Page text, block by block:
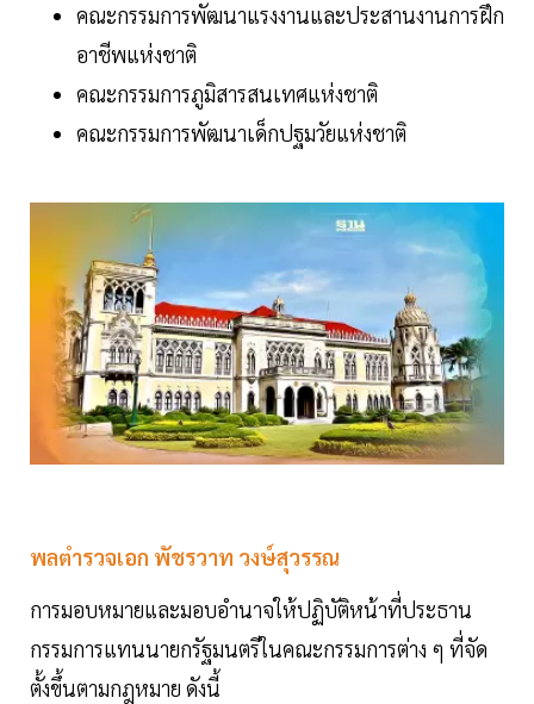
คณะกรรมการพัฒนาแรงงานและประสานงานการฝึก
อาชีพแห่งชาติ
คณะกรรมการภูมิสารสนเทศแห่งชาติ
คณะกรรมการพัฒนาเด็กปฐมวัยแห่งชาติ
พลตำรวจเอก พัชรวาท วงษ์สุวรรณ
การมอบหมายและมอบอำนาจให้ปฏิบัติหน้าที่ประธาน
กรรมการแทนนายกรัฐมนตรีในคณะกรรมการต่าง ๆ ที่จัด
ตั้งขึ้นตามกฎหมาย ดังนี้